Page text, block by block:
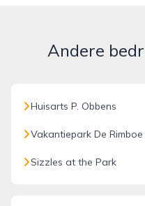
Andere
Huisarts P. Obbens
Vakantiepark De
Sizzles at the Park